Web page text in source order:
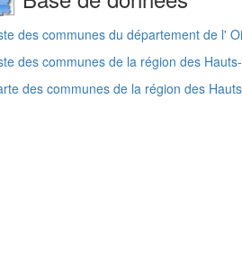
des communes du département de l'
des communes de la région des
des communes de la région des